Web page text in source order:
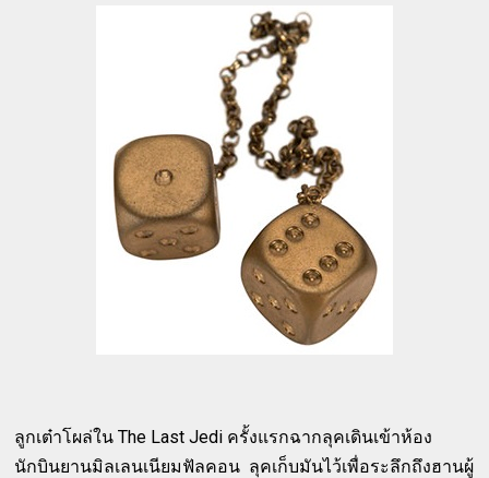
ลูกเต๋าโผล่ใน The Last Jedi ครั้งแรกฉากลุคเดินเข้าห้อง
นักบินยานมิลเลนเนียมฟัลคอน ลุคเก็บมันไว้เพื่อระลึกถึงฮานผู้